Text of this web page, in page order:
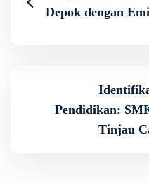
Depok dengan
Pendidikan:
Tinjau